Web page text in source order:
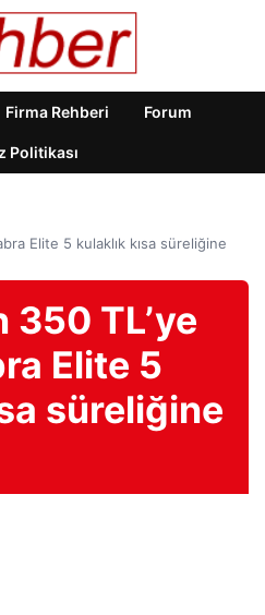
Firma Rehberi Forum
Politikası
Elite 5 kulaklık kısa süreliğine
350 TL’ye
Elite 5
süreliğine